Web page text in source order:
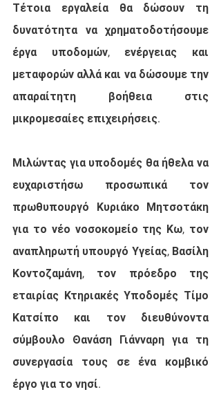
Τέτοια εργαλεία θα δώσουν τη
δυνατότητα να χρηματοδοτήσουμε
έργα υποδομών, ενέργειας και
μεταφορών αλλά και να δώσουμε την
απαραίτητη βοήθεια στις
μικρομεσαίες επιχειρήσεις.
Μιλώντας για υποδομές θα ήθελα να
ευχαριστήσω προσωπικά τον
πρωθυπουργό Κυριάκο Μητσοτάκη
για το νέο νοσοκομείο της Κω, τον
αναπληρωτή υπουργό Υγείας, Βασίλη
Κοντοζαμάνη, τον πρόεδρο της
εταιρίας Κτηριακές Υποδομές Τίμο
Κατσίπο και τον διευθύνοντα
σύμβουλο Θανάση Γιάνναρη για τη
συνεργασία τους σε ένα κομβικό
έργο για το νησί.